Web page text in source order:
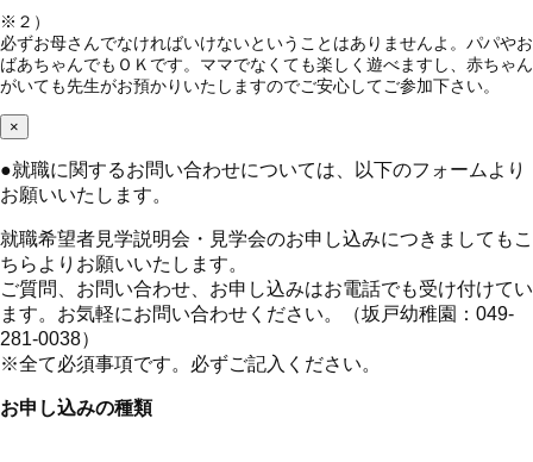
※２）
必ずお母さんでなければいけないということはありませんよ。パパやお
ばあちゃんでもＯＫです。ママでなくても楽しく遊べますし、赤ちゃん
がいても先生がお預かりいたしますのでご安心してご参加下さい。
×
●就職に関するお問い合わせについては、以下のフォームより
お願いいたします。
就職希望者見学説明会・見学会のお申し込みにつきましてもこ
ちらよりお願いいたします。
ご質問、お問い合わせ、お申し込みはお電話でも受け付けてい
ます。お気軽にお問い合わせください。（坂戸幼稚園：049-
281-0038）
※全て必須事項です。必ずご記入ください。
お申し込みの種類